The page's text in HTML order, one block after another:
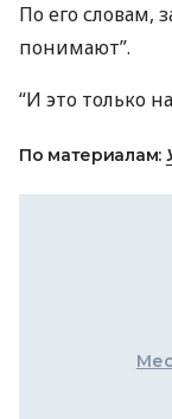
По его словам,
понимают”.
“И это только
По материалам: